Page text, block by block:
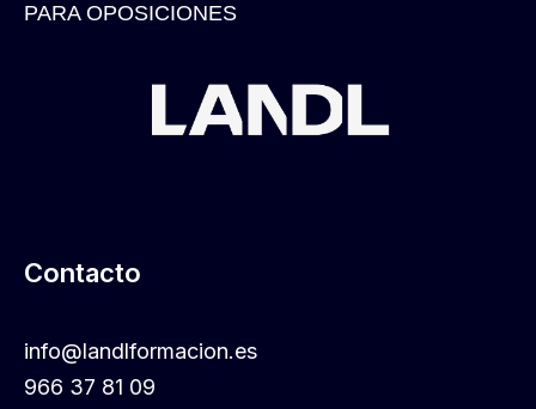
PARA OPOSICIONES
Contacto
info@landlformacion.es
966 37 81 09